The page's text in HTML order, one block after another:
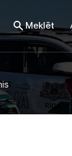
Meklēt